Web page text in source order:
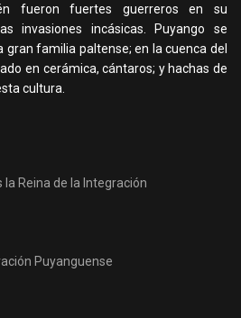
fueron fuertes guerreros en su
invasiones incásicas. Puyango se
familia paltense; en la cuenca del
en cerámica, cántaros; y hachas de
cultura.
Reina de la Integración
Puyanguense